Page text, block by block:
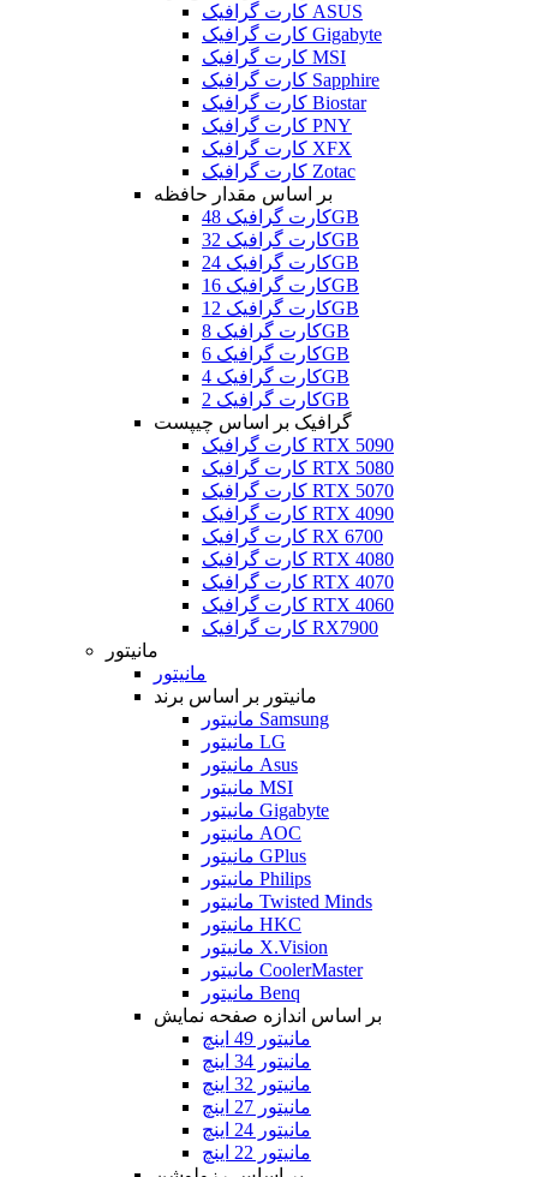
کارت گرافیک ASUS
کارت گرافیک Gigabyte
کارت گرافیک MSI
کارت گرافیک Sapphire
کارت گرافیک Biostar
کارت گرافیک PNY
کارت گرافیک XFX
کارت گرافیک Zotac
بر اساس مقدار حافظه
کارت گرافیک 48GB
کارت گرافیک 32GB
کارت گرافیک 24GB
کارت گرافیک 16GB
کارت گرافیک 12GB
کارت گرافیک 8GB
کارت گرافیک 6GB
کارت گرافیک 4GB
کارت گرافیک 2GB
گرافیک بر اساس چیپست
کارت گرافیک RTX 5090
کارت گرافیک RTX 5080
کارت گرافیک RTX 5070
کارت گرافیک RTX 4090
کارت گرافیک RX 6700
کارت گرافیک RTX 4080
کارت گرافیک RTX 4070
کارت گرافیک RTX 4060
کارت گرافیک RX7900
مانیتور
مانیتور
مانیتور بر اساس برند
مانیتور Samsung
مانیتور LG
مانیتور Asus
مانیتور MSI
مانیتور Gigabyte
مانیتور AOC
مانیتور GPlus
مانیتور Philips
مانیتور Twisted Minds
مانیتور HKC
مانیتور X.Vision
مانیتور CoolerMaster
مانیتور Benq
بر اساس اندازه صفحه نمایش
مانیتور 49 اینچ
مانیتور 34 اینچ
مانیتور 32 اینچ
مانیتور 27 اینچ
مانیتور 24 اینچ
مانیتور 22 اینچ